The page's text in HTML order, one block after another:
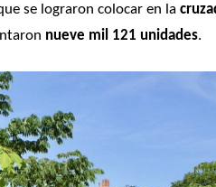
se lograron colocar en la
nueve mil 121 unidades.